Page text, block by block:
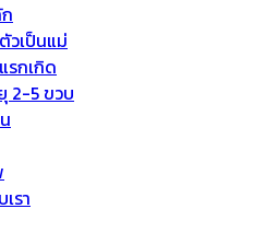
วเป็นแม่
รกเกิด
2-5 ขวบ
รา